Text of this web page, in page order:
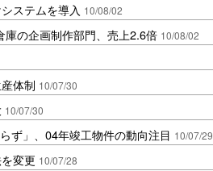
ステムを導入 10/08/02
庫の企画制作部門、売上2.6倍 10/08/02
体制 10/07/30
10/07/30
ず」、04年竣工物件の動向注目 10/07/29
変更 10/07/28